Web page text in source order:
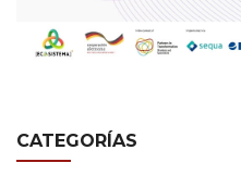
CATEGORÍAS